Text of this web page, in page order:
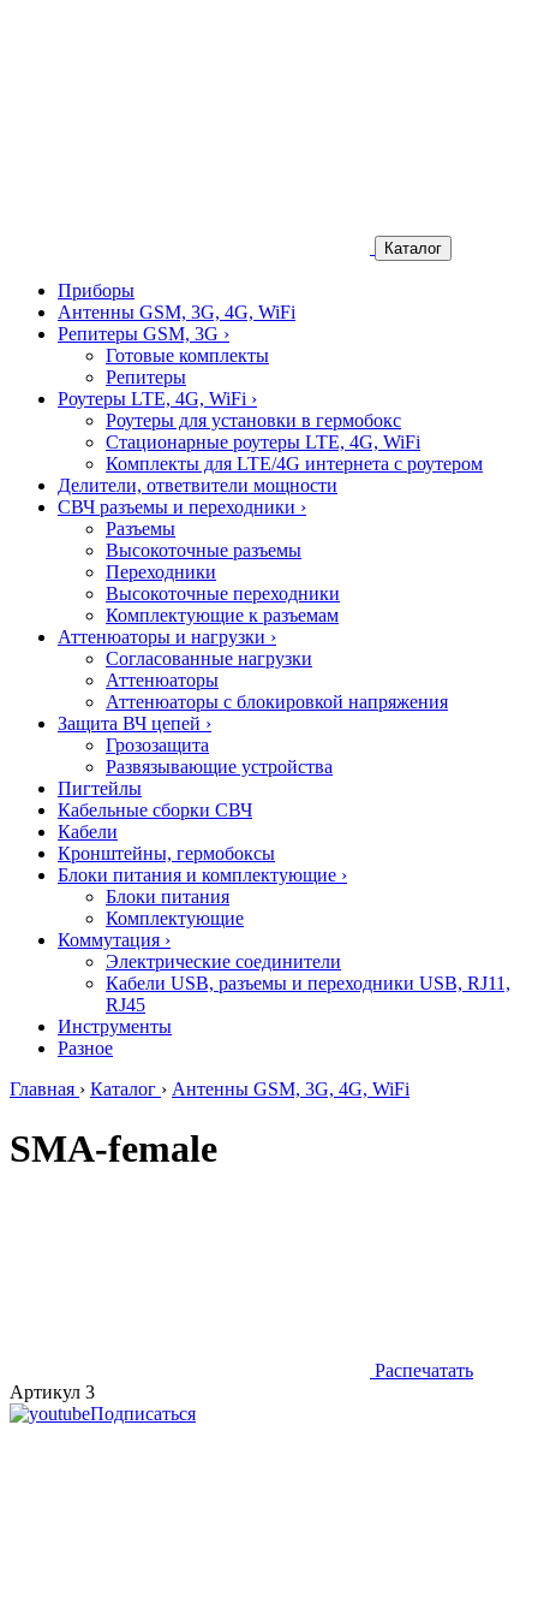
Каталог
Приборы
Антенны GSM, 3G, 4G, WiFi
Репитеры GSM, 3G ›
Готовые комплекты
Репитеры
Роутеры LTE, 4G, WiFi ›
Роутеры для установки в гермобокс
Стационарные роутеры LTE, 4G, WiFi
Комплекты для LTE/4G интернета с роутером
Делители, ответвители мощности
СВЧ разъемы и переходники ›
Разъемы
Высокоточные разъемы
Переходники
Высокоточные переходники
Комплектующие к разъемам
Аттенюаторы и нагрузки ›
Согласованные нагрузки
Аттенюаторы
Аттенюаторы с блокировкой напряжения
Защита ВЧ цепей ›
Грозозащита
Развязывающие устройства
Пигтейлы
Кабельные сборки СВЧ
Кабели
Кронштейны, гермобоксы
Блоки питания и комплектующие ›
Блоки питания
Комплектующие
Коммутация ›
Электрические соединители
Кабели USB, разъемы и переходники USB, RJ11,
RJ45
Инструменты
Разное
Главная › Каталог › Антенны GSM, 3G, 4G, WiFi
SMA-female
Распечатать
Артикул 3
Подписаться